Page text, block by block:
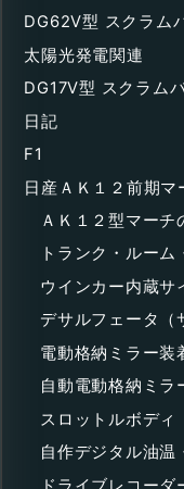
DG62V型 スクラム
太陽光発電関連
DG17V型 スクラム
日記
F1
日産ＡＫ１２前期マ
ＡＫ１２型マーチ
トランク・ルーム
ウインカー内蔵サ
デサルフェータ（
電動格納ミラー装
自動電動格納ミラ
スロットルボディ
自作デジタル油温